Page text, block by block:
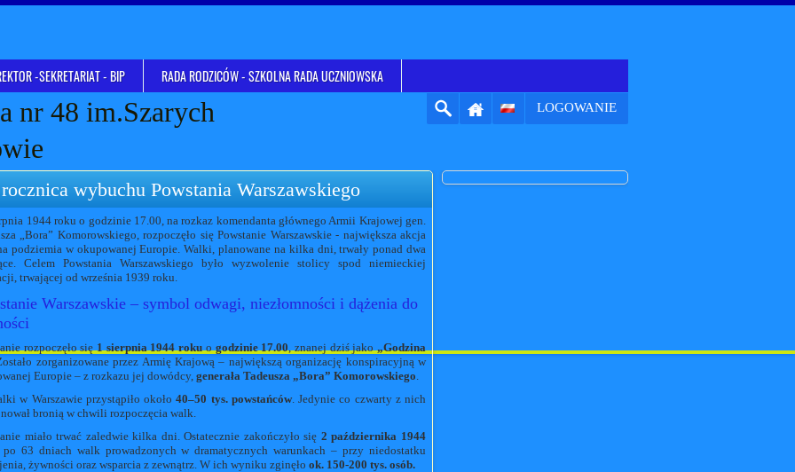
LOGOWANIE
nr 48 im.Szarych
-SEKRETARIAT - BIP RADA RODZICÓW - SZKOLNA RADA UCZNIOWSKA
wybuchu Powstania Warszawskiego
1944 roku o godzinie 17.00, na rozkaz komendanta głównego Armii Krajowej gen.
„Bora” Komorowskiego, rozpoczęło się Powstanie Warszawskie - największa akcja
podziemia w okupowanej Europie. Walki, planowane na kilka dni, trwały ponad dwa
Celem Powstania Warszawskiego było wyzwolenie stolicy spod niemieckiej
trwającej od września 1939 roku.
Warszawskie – symbol odwagi, niezłomności i dążenia do
rozpoczęło się 1 sierpnia 1944 roku o godzinie 17.00, znanej dziś jako „Godzina
zorganizowane przez Armię Krajową – największą organizację konspiracyjną w
Europie – z rozkazu jej dowódcy, generała Tadeusza „Bora” Komorowskiego.
w Warszawie przystąpiło około 40–50 tys. powstańców. Jedynie co czwarty z nich
bronią w chwili rozpoczęcia walk.
miało trwać zaledwie kilka dni. Ostatecznie zakończyło się 2 października 1944
po 63 dniach walk prowadzonych w dramatycznych warunkach – przy niedostatku
żywności oraz wsparcia z zewnątrz. W ich wyniku zginęło ok. 150-200 tys. osób.